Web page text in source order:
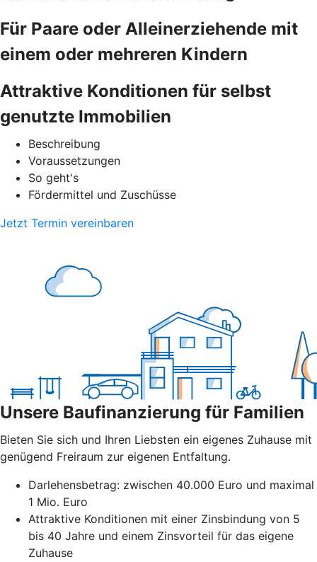
Für Paare oder Alleinerziehende mit
einem oder mehreren Kindern
Attraktive Konditionen für selbst
genutzte Immobilien
Beschreibung
Voraussetzungen
So geht's
Fördermittel und Zuschüsse
Jetzt Termin vereinbaren
Unsere Baufinanzierung für Familien
Bieten Sie sich und Ihren Liebsten ein eigenes Zuhause mit
genügend Freiraum zur eigenen Entfaltung.
Darlehensbetrag: zwischen 40.000 Euro und maximal
1 Mio. Euro
Attraktive Konditionen mit einer Zinsbindung von 5
bis 40 Jahre und einem Zinsvorteil für das eigene
Zuhause